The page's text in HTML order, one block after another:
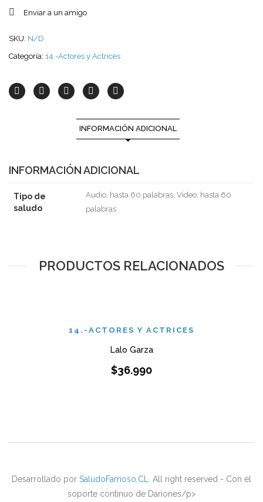
Enviar a un amigo
SKU: N/D
Categoría: 14.-Actores y Actrices
INFORMACIÓN ADICIONAL
INFORMACIÓN ADICIONAL
Tipo de
saludo
Audio, hasta 60 palabras, Video, hasta 60
palabras
PRODUCTOS RELACIONADOS
14.-ACTORES Y ACTRICES
Lalo Garza
$36.990
Desarrollado por SaludoFamoso.CL
. All right reserved - Con el
soporte continuo de Dariones/p>